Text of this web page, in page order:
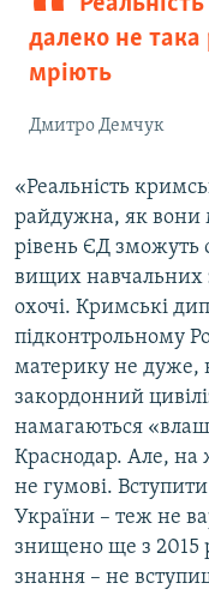
далеко не
мріють
Дмитро Демчук
«Реальність
райдужна, як вони
рівень ЄД зможуть
вищих навчальних
охочі. Кримські
підконтрольному
материку не дуже,
закордонний
намагаються
Краснодар. Але, на
не гумові.
України – теж не
знищено ще з 2015
знання – не